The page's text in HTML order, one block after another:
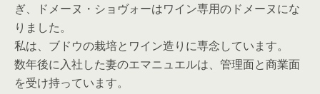
ぎ、ドメーヌ・ショヴォーはワイン専用のドメーヌにな
りました。
私は、ブドウの栽培とワイン造りに専念しています。
数年後に入社した妻のエマニュエルは、管理面と商業面
を受け持っています。